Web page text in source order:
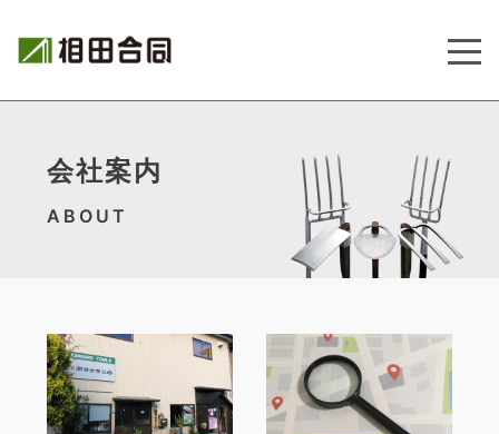
会社案内
ABOUT